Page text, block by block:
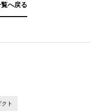
へ戻る
ト